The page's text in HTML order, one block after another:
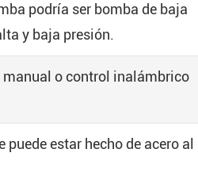
podría ser bomba de baja
y baja presión.
manual o control inalámbrico
estar hecho de acero al